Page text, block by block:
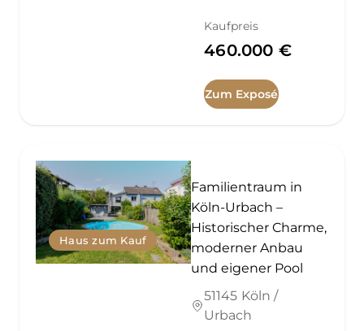
Kaufpreis
460.000 €
Zum Exposé
Haus zum Kauf
Familientraum in
Köln-Urbach –
Historischer Charme,
moderner Anbau
und eigener Pool
51145 Köln /
Urbach